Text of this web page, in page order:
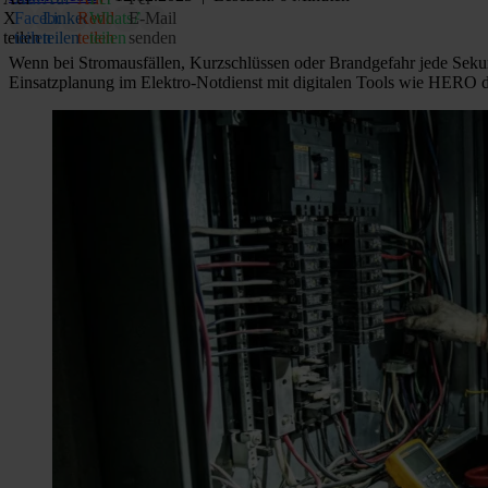
X
teilen
Facebook
teilen
LinkedIn
teilen
Reddit
teilen
WhatsApp
teilen
E‑Mail
senden
Wenn bei Stromausfällen, Kurzschlüssen oder Brandgefahr jede
Einsatzplanung im Elektro‑Notdienst mit digitalen Tools wie HERO